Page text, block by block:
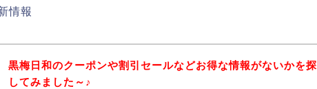
情報
黒梅日和のクーポンや割引セールなどお得な情報がないかを探
してみました～♪